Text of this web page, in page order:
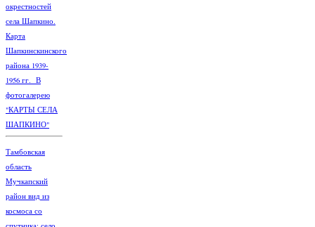
окрестностей
села Шапкино.
Карта
Шапкинскинского
района 1939-
1956 гг. В
фотогалерею
"КАРТЫ СЕЛА
ШАПКИНО"
Тамбовская
область
Мучкапский
район вид из
космоса со